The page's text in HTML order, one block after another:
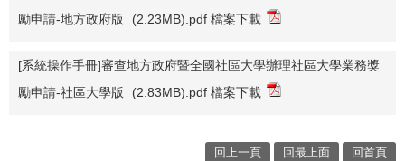
勵申請-地方政府版
(2.23MB).pdf 檔案下載
[系統操作手冊]審查地方政府暨全國社區大學辦理社區大學業務獎
勵申請-社區大學版
(2.83MB).pdf 檔案下載
回上一頁 回最上面 回首頁